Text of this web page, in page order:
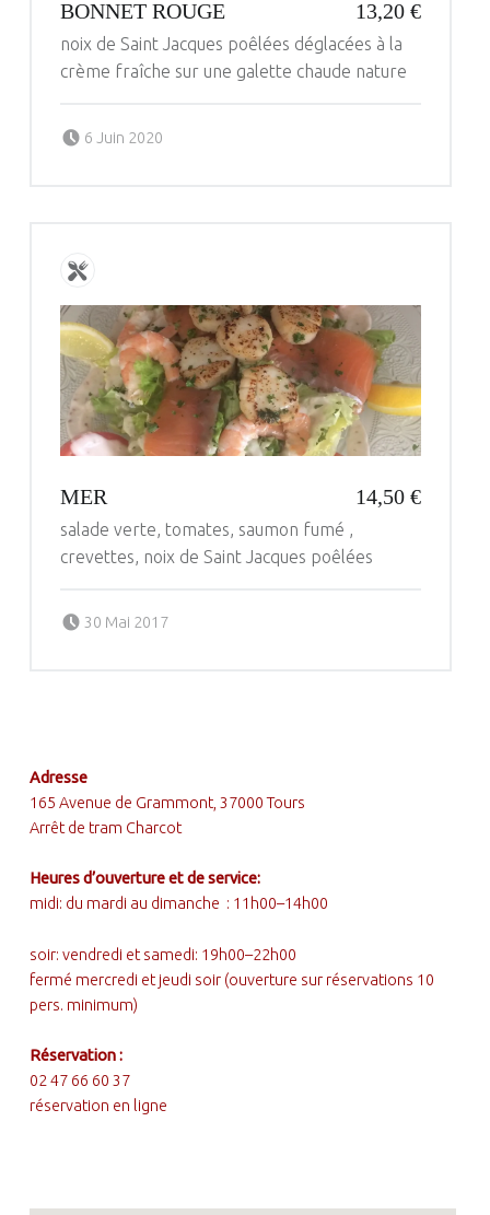
BONNET ROUGE 13,20 €
noix de Saint Jacques poêlées déglacées à la
crème fraîche sur une galette chaude nature
6 Juin 2020
MER 14,50 €
salade verte, tomates, saumon fumé ,
crevettes, noix de Saint Jacques poêlées
30 Mai 2017
FOOTER SIDEBAR
Adresse
165 Avenue de Grammont, 37000 Tours
Arrêt de tram Charcot
Heures d’ouverture et de service:
midi: du mardi au dimanche : 11h00–14h00
soir: vendredi et samedi: 19h00–22h00
fermé mercredi et jeudi soir (ouverture sur réservations 10
pers. minimum)
Réservation :
02 47 66 60 37
réservation en ligne